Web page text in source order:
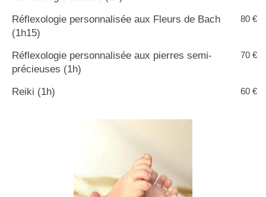
80 €
Réflexologie personnalisée aux Fleurs de Bach
(1h15)
70 €
Réflexologie personnalisée aux pierres semi-
précieuses (1h)
60 €
Reiki (1h)